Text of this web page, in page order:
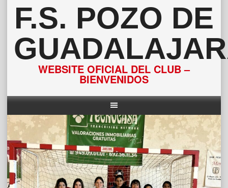
F.S. POZO DE
WEBSITE OFICIAL DEL CLUB –
BIENVENIDOS